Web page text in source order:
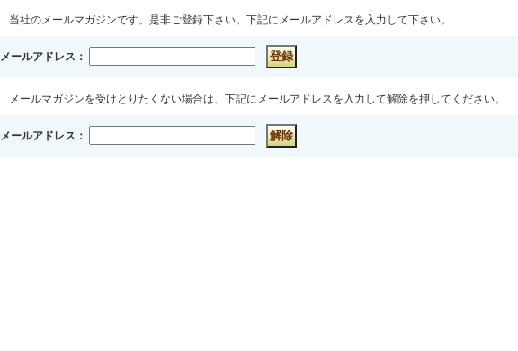
当社のメールマガジンです。是非ご登録下さい。下記にメールアドレスを入力して下さい。
メールアドレス：
メールマガジンを受けとりたくない場合は、下記にメールアドレスを入力して解除を押してください。
メールアドレス：